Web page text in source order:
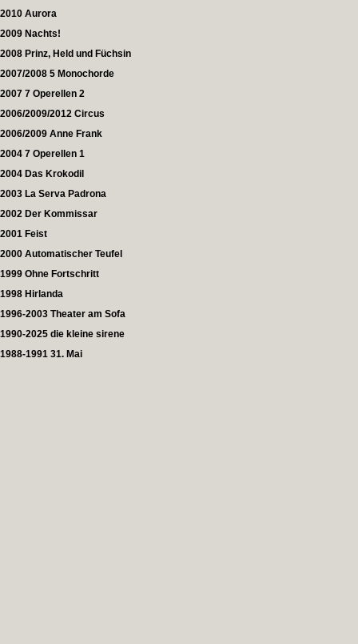
2010 Aurora
2009 Nachts!
2008 Prinz, Held und Füchsin
2007/2008 5 Monochorde
2007 7 Operellen 2
2006/2009/2012 Circus
2006/2009 Anne Frank
2004 7 Operellen 1
2004 Das Krokodil
2003 La Serva Padrona
2002 Der Kommissar
2001 Feist
2000 Automatischer Teufel
1999 Ohne Fortschritt
1998 Hirlanda
1996-2003 Theater am Sofa
1990-2025 die kleine sirene
1988-1991 31. Mai